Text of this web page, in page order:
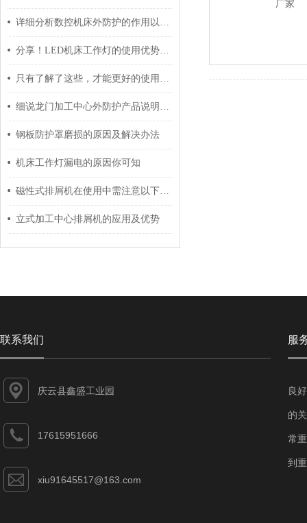
详细分析数控机床外防护的作用以及使用特性
分享！LED机床工作灯的使用优势和安装方法
只有了解了这些，才能更好的使用数控机床尼龙拖链
细说龙门加工中心外防护产品说明及制作
钢板防护罩磨损的原因及解决办法
机床工作灯漏电的原因你可知
磁性式排屑机在使用中需注意以下三大事项
立式加工中心排屑机的应用及优势
联系我们
庆云县鑫盛工业园
17615951666
xiu91645517@163.com
服
良
的
常
到